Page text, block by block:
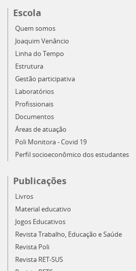
Escola
Quem somos
Joaquim Venâncio
Linha do Tempo
Estrutura
Gestão participativa
Laboratórios
Profissionais
Documentos
Áreas de atuação
Poli Monitora - Covid 19
Perfil socioeconômico dos estudantes
Publicações
Livros
Material educativo
Jogos Educativos
Revista Trabalho, Educação e Saúde
Revista Poli
Revista RET-SUS